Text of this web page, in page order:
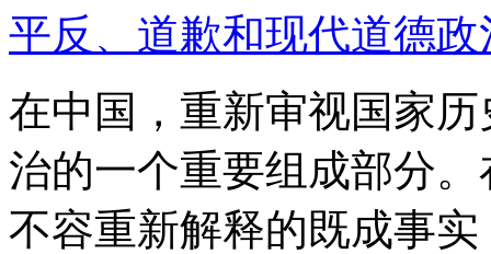
平反、道歉和现代道德政
在中国，重新审视国家
治的一个重要组成部分
不容重新解释的既成事